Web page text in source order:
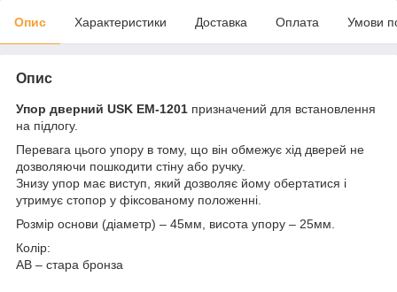
Опис Характеристики Доставка Оплата Умови
Опис
Упор дверний USK EM-1201 призначений для встановлення
на підлогу.
Перевага цього упору в тому, що він обмежує хід дверей не
дозволяючи пошкодити стіну або ручку.
Знизу упор має виступ, який дозволяє йому обертатися і
утримує стопор у фіксованому положенні.
Розмір основи (діаметр) – 45мм, висота упору – 25мм.
Колір:
АВ – стара бронза